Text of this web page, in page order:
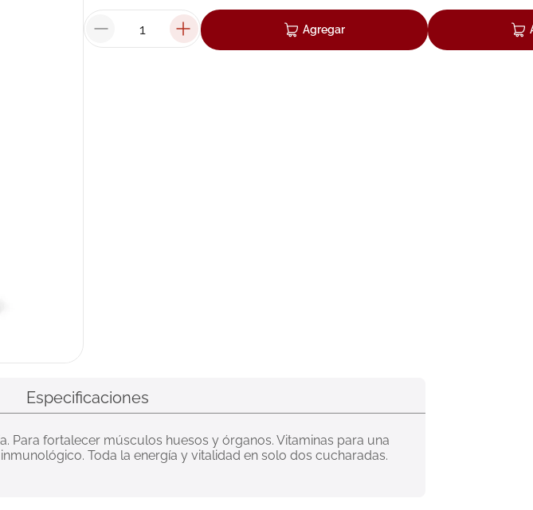
Agregar
Especificaciones
Para fortalecer músculos huesos y órganos. Vitaminas para una
Toda la energía y vitalidad en solo dos cucharadas.